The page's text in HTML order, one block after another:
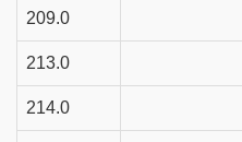
209.0
213.0
214.0